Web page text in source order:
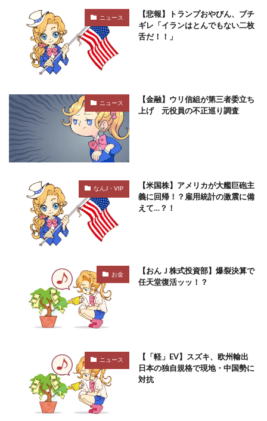
ニュース
【悲報】トランプおやびん、ブチ
ギレ「イランはとんでもない二枚
舌だ！！」
ニュース
【金融】ウリ信組が第三者委立ち
上げ 元役員の不正巡り調査
なんJ・VIP
【米国株】アメリカが大艦巨砲主
義に回帰！？雇用統計の激震に備
えて…？！
お金
【おんＪ株式投資部】爆裂決算で
任天堂復活ッッ！？
ニュース
【「軽」EV】スズキ、欧州輸出
日本の独自規格で現地・中国勢に
対抗